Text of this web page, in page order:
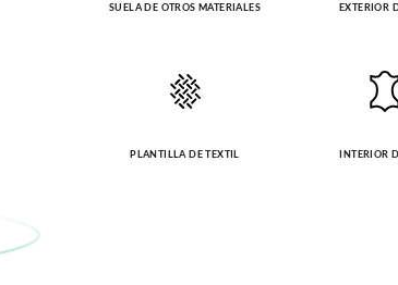
SUELA DE OTROS MATERIALES EXTERIOR
PLANTILLA DE TEXTIL INTERIOR